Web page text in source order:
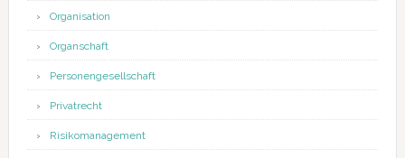
Organisation
Organschaft
Personengesellschaft
Privatrecht
Risikomanagement